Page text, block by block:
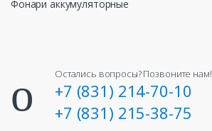
Фонари аккумуляторные
Остались вопросы? Позвоните нам!
+7 (831) 214-70-10
+7 (831) 215-38-75